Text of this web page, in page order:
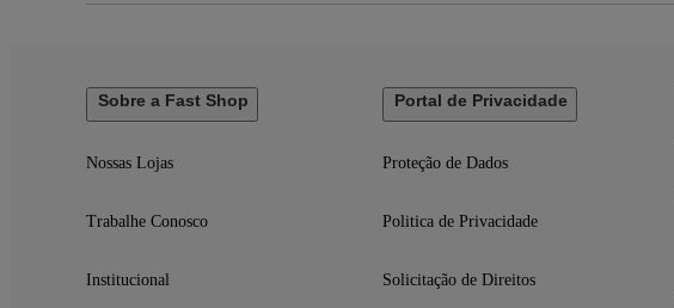
lenta de 1080p a 120 qps ou 240 qps
Bateria
Tipo de Bateria: Polímero de lítio
Cor
EAN
Especificações Técnicas
Sobre a Fast Shop
Nossas Lojas
Trabalhe Conosco
Institucional
Portal de Privacidade
Proteção de Dados
Politica de Privacidade
Solicitação de Direitos